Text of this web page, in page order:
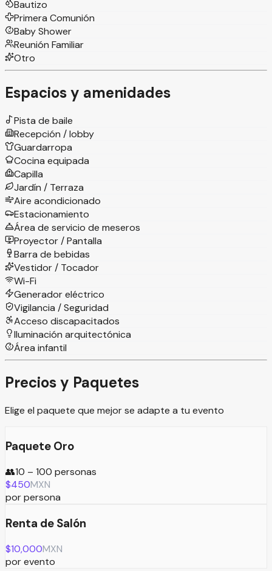
Bautizo
Primera Comunión
Baby Shower
Reunión Familiar
Otro
Espacios y amenidades
Pista de baile
Recepción / lobby
Guardarropa
Cocina equipada
Capilla
Jardín / Terraza
Aire acondicionado
Estacionamiento
Área de servicio de meseros
Proyector / Pantalla
Barra de bebidas
Vestidor / Tocador
Wi-Fi
Generador eléctrico
Vigilancia / Seguridad
Acceso discapacitados
Iluminación arquitectónica
Área infantil
Precios y Paquetes
Elige el paquete que mejor se adapte a tu evento
Paquete Oro
👥10 – 100 personas
$450MXN
por persona
Renta de Salón
$10,000MXN
por evento